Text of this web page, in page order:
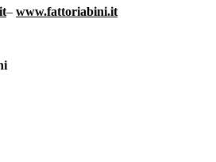
– www.fattoriabini.it